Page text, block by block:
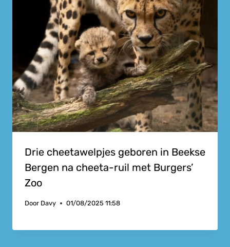
Drie cheetawelpjes geboren in Beekse
Bergen na cheeta-ruil met Burgers’
Zoo
Door Davy 01/08/2025 11:58